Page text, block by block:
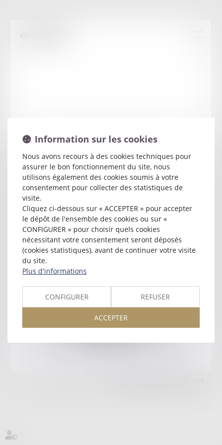
BerDANIEL
12 RUE ARISTIDE BRIAND
10000 TROYES
Tél : 03 25 73 31 21
Retour
HonorairesMentions légalesPlan du site
11 Place des Cinq Martyrs du Lycée Buffon, 75014 PARIS
Information sur les cookies
Nous avons recours à des cookies techniques pour
assurer le bon fonctionnement du site, nous
utilisons également des cookies soumis à votre
consentement pour collecter des statistiques de
visite.
Cliquez ci-dessous sur « ACCEPTER » pour accepter
le dépôt de l'ensemble des cookies ou sur «
CONFIGURER » pour choisir quels cookies
nécessitant votre consentement seront déposés
(cookies statistiques), avant de continuer votre visite
du site.
Plus d'informations
CONFIGURER REFUSER
ACCEPTER